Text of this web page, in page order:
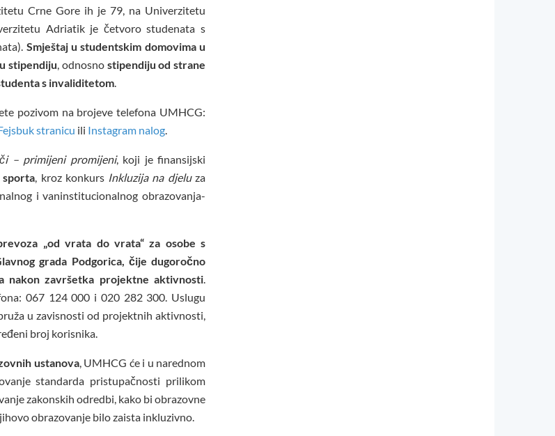
Crne Gore ih je 79, na Univerzitetu
Adriatik je četvoro studenata s
Smještaj u studentskim domovima u
stipendiju, odnosno stipendiju od strane
s invaliditetom.
pozivom na brojeve telefona UMHCG:
stranicu ili Instagram nalog.
– primijeni promijeni, koji je finansijski
, kroz konkurs Inkluzija na djeluza
i vaninstitucionalnog obrazovanja-
„od vrata do vrata“ za osobe s
grada Podgorica, čije dugoročno
nakon završetka projektne aktivnosti.
067 124 000 i 020 282 300. Uslugu
u zavisnosti od projektnih aktivnosti,
broj korisnika.
ustanova, UMHCG će i u narednom
standarda pristupačnosti prilikom
zakonskih odredbi, kako bi obrazovne
obrazovanje bilo zaista inkluzivno.